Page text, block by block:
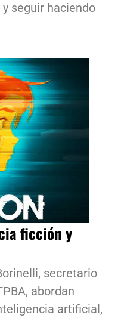
seguir haciendo
ficción y
secretario
abordan
artificial,